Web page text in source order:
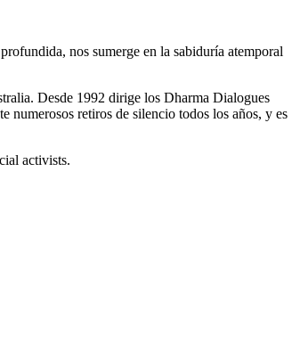
nos sumerge en la sabiduría atemporal
Desde 1992 dirige los Dharma Dialogues
numerosos retiros de silencio todos los años, y es
activists.